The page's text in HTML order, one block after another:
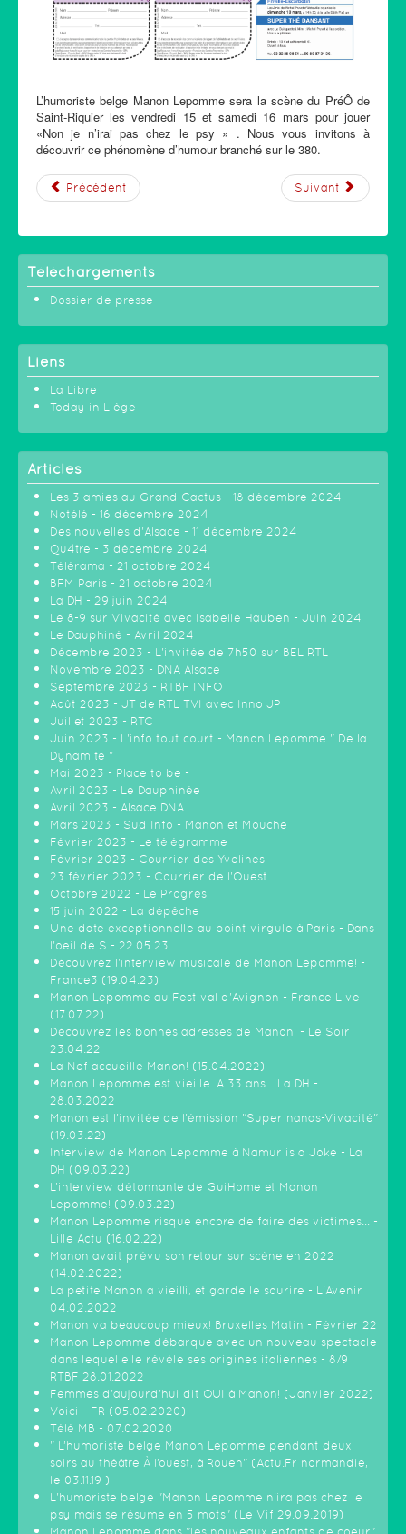
L’humoriste belge Manon Lepomme sera la scène du PréÔ de
Saint-Riquier les vendredi 15 et samedi 16 mars pour jouer
«Non je n’irai pas chez le psy » . Nous vous invitons à
découvrir ce phénomène d’humour branché sur le 380.
Précédent Suivant
Téléchargements
Dossier de presse
Liens
La Libre
Today in Liège
Articles
Les 3 amies au Grand Cactus - 18 décembre 2024
Notélé - 16 décembre 2024
Des nouvelles d'Alsace - 11 décembre 2024
Qu4tre - 3 décembre 2024
Télérama - 21 octobre 2024
BFM Paris - 21 octobre 2024
La DH - 29 juin 2024
Le 8-9 sur Vivacité avec Isabelle Hauben - Juin 2024
Le Dauphiné - Avril 2024
Décembre 2023 - L'invitée de 7h50 sur BEL RTL
Novembre 2023 - DNA Alsace
Septembre 2023 - RTBF INFO
Août 2023 - JT de RTL TVI avec Inno JP
Juillet 2023 - RTC
Juin 2023 - L'info tout court - Manon Lepomme " De la
Dynamite "
Mai 2023 - Place to be -
Avril 2023 - Le Dauphinée
Avril 2023 - Alsace DNA
Mars 2023 - Sud Info - Manon et Mouche
Février 2023 - Le télégramme
Février 2023 - Courrier des Yvelines
23 février 2023 - Courrier de l'Ouest
Octobre 2022 - Le Progrès
15 juin 2022 - La dépêche
Une date exceptionnelle au point virgule à Paris - Dans
l'oeil de S - 22.05.23
Découvrez l'interview musicale de Manon Lepomme! -
France3 (19.04.23)
Manon Lepomme au Festival d'Avignon - France Live
(17.07.22)
Découvrez les bonnes adresses de Manon! - Le Soir
23.04.22
La Nef accueille Manon! (15.04.2022)
Manon Lepomme est vieille. A 33 ans… La DH -
28.03.2022
Manon est l'invitée de l'émission "Super nanas-Vivacité"
(19.03.22)
Interview de Manon Lepomme à Namur is a Joke - La
DH (09.03.22)
L’interview détonnante de GuiHome et Manon
Lepomme! (09.03.22)
Manon Lepomme risque encore de faire des victimes… -
Lille Actu (16.02.22)
Manon avait prévu son retour sur scène en 2022
(14.02.2022)
La petite Manon a vieilli, et garde le sourire - L'Avenir
04.02.2022
Manon va beaucoup mieux! Bruxelles Matin - Février 22
Manon Lepomme débarque avec un nouveau spectacle
dans lequel elle révèle ses origines italiennes - 8/9
RTBF 28.01.2022
Femmes d'aujourd'hui dit OUI à Manon! (Janvier 2022)
Voici - FR (05.02.2020)
Télé MB - 07.02.2020
" L’humoriste belge Manon Lepomme pendant deux
soirs au théâtre À l’ouest, à Rouen" (Actu.Fr normandie,
le 03.11.19 )
L'humoriste belge "Manon Lepomme n'ira pas chez le
psy mais se résume en 5 mots" (Le Vif 29.09.2019)